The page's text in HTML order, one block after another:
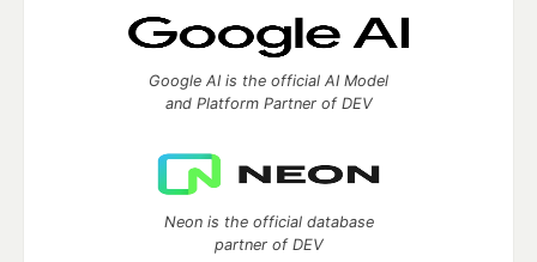
Google AI is the official AI Model
and Platform Partner of DEV
Neon is the official database
partner of DEV